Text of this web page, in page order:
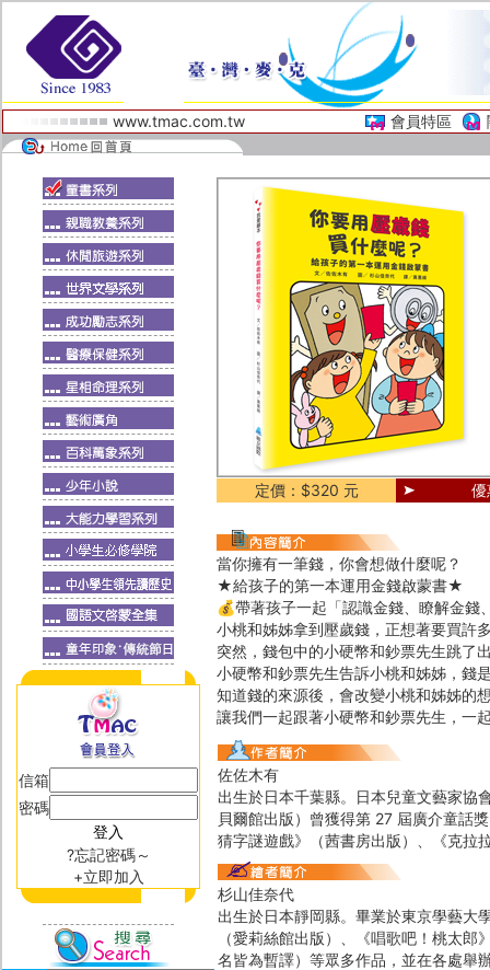
www.tmac.com.tw 會員特區
信箱
密碼
?忘記密碼～
+立即加入
定價：$320 元
當你擁有一筆錢，你會想做什麼呢？
★給孩子的第一本運用金錢啟蒙書★
💰帶著孩子一起「認識金錢、瞭解金錢
小桃和姊姊拿到壓歲錢，正想著要買許
突然，錢包中的小硬幣和鈔票先生跳了
小硬幣和鈔票先生告訴小桃和姊姊，錢
知道錢的來源後，會改變小桃和姊姊的
讓我們一起跟著小硬幣和鈔票先生，一
佐佐木有
出生於日本千葉縣。日本兒童文藝家協
貝爾館出版）曾獲得第 27 屆廣介童話
猜字謎遊戲》（茜書房出版）、《克拉
杉山佳奈代
出生於日本靜岡縣。畢業於東京學藝大
（愛莉絲館出版）、《唱歌吧！桃太
名皆為暫譯）等眾多作品，並在各處舉